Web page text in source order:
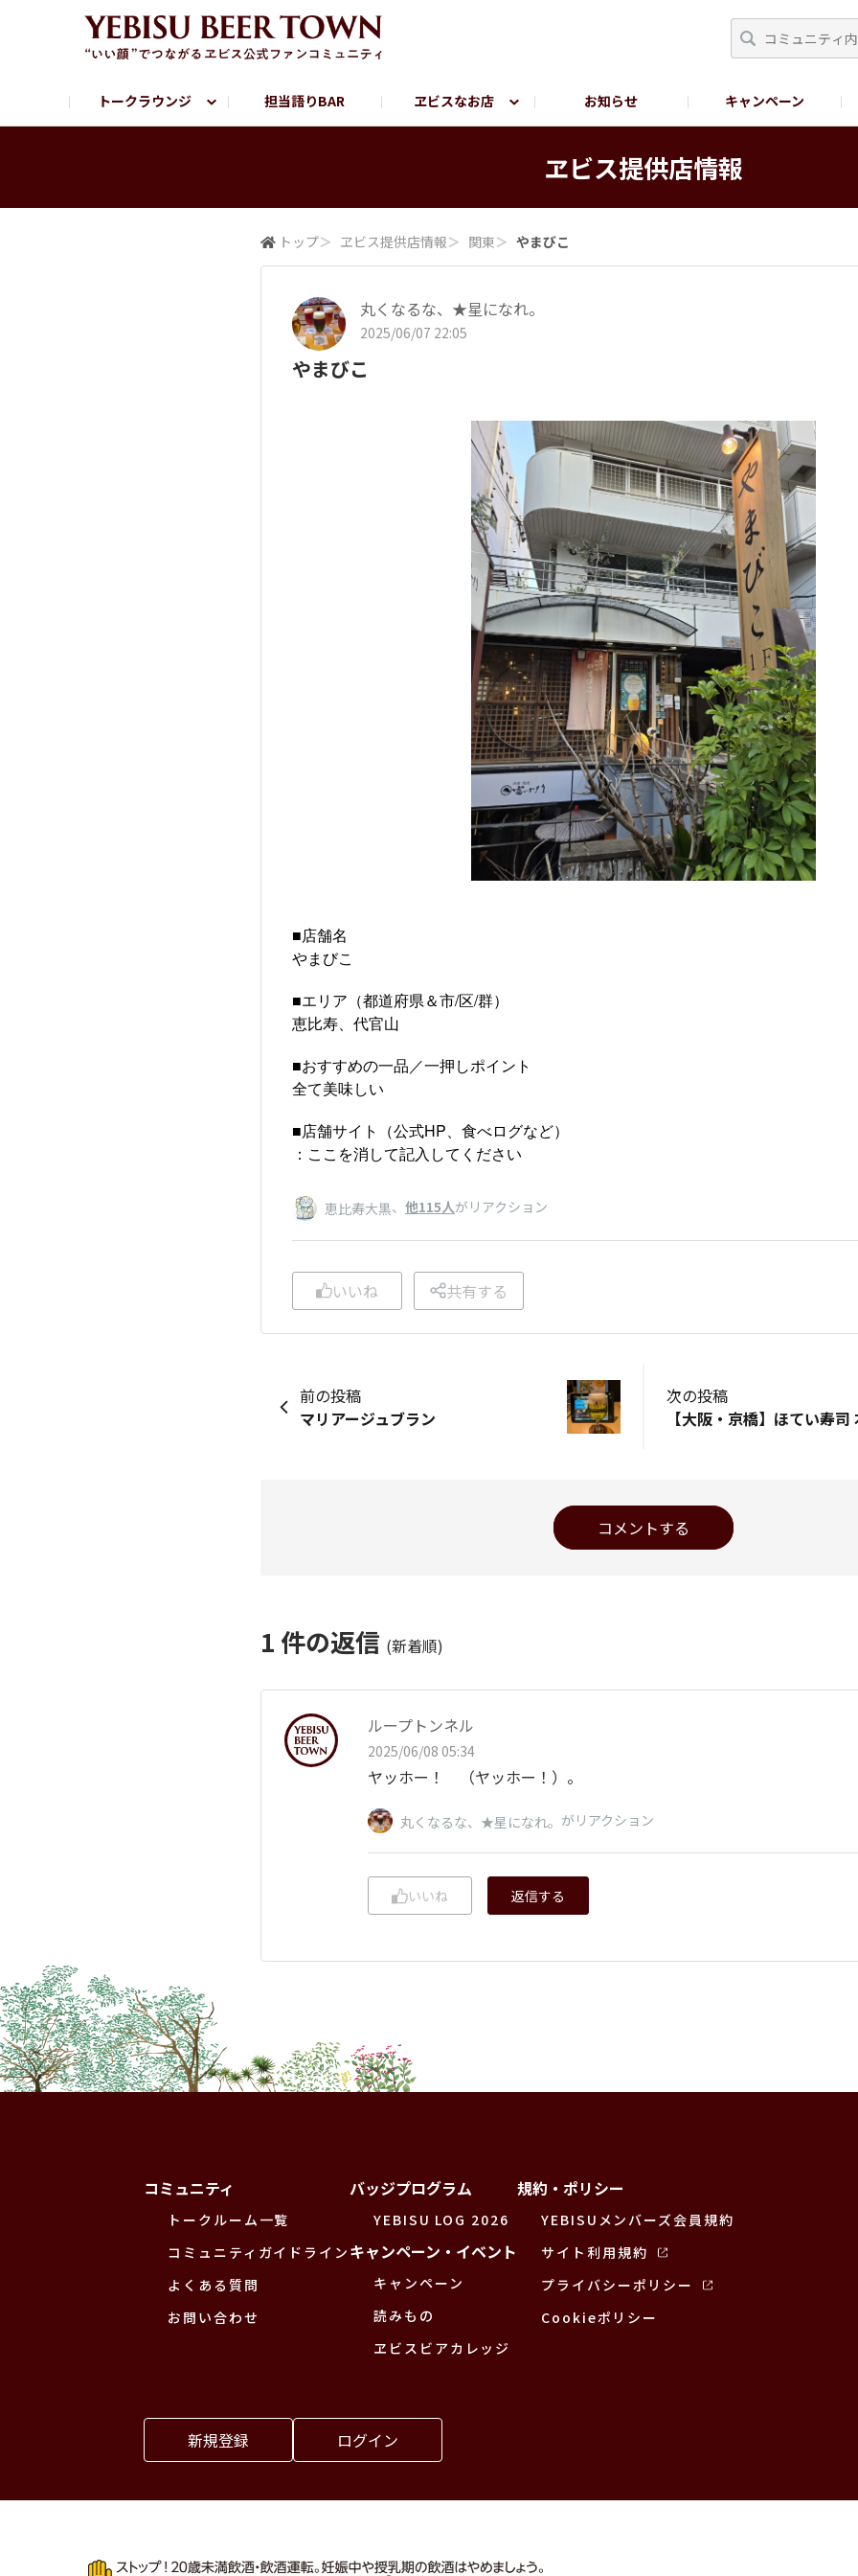
トークラウンジ 担当語りBAR ヱビスなお店 お知らせ キャンペーン
サッポロビール公式Instagram
ヱビス提供店情報
トップ＞ ヱビス提供店情報＞ 関東＞ やまびこ
丸くなるな、★星になれ。
2025/06/07 22:05
やまびこ
■店舗名
やまびこ
■エリア（都道府県＆市/区/群）
恵比寿、代官山
■おすすめの一品／一押しポイント
全て美味しい
■店舗サイト（公式HP、食べログなど）​
：ここを消して記入してください​
恵比寿大黒、 他115人がリアクション
いいね 共有する
前の投稿
マリアージュブラン
次の投稿
【大阪・京橋】ほてい寿司
コメントする
1 件の返信 (新着順)
ループトンネル
2025/06/08 05:34
ヤッホー！ （ヤッホー！）。
丸くなるな、★星になれ。 がリアクション
いいね 返信する
コミュニティ
トークルーム一覧
コミュニティガイドライン
よくある質問
お問い合わせ
バッジプログラム
YEBISU LOG 2026
キャンペーン・イベント
キャンペーン
読みもの
ヱビスビアカレッジ
規約・ポリシー
YEBISUメンバーズ会員規約
サイト利用規約
プライバシーポリシー
Cookieポリシー
新規登録 ログイン